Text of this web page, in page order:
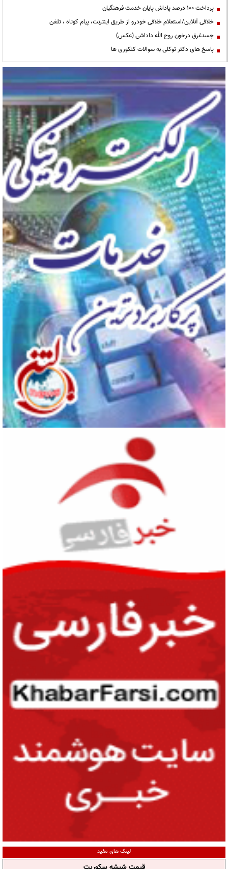
پرداخت ۱۰۰ درصد پاداش پایان خدمت فرهنگیان
خلافی آنلاین/استعلام خلافی خودرو از طریق اینترنت، پیام کوتاه ، تلفن
جسدغرق درخون روح الله داداشی (عکس)
پاسخ های دکتر توکلی به سوالات کنکوری ها
لینک های مفید